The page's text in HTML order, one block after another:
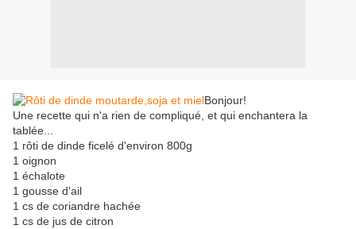
Bonjour!
Une recette qui n'a rien de compliqué, et qui enchantera la
tablée...
1 rôti de dinde ficelé d'environ 800g
1 oignon
1 échalote
1 gousse d'ail
1 cs de coriandre hachée
1 cs de jus de citron